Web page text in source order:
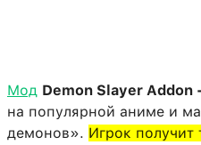
Мод Demon Slayer Addon
на популярной аниме и
демонов». Игрок получит